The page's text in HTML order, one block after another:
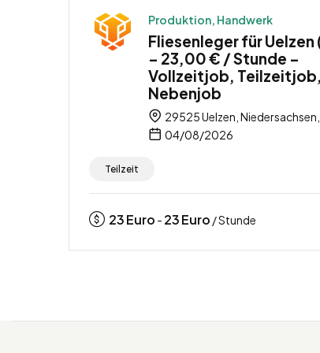
Produktion, Handwerk
Fliesenleger für
– 23,00 € / Stunde –
Vollzeitjob, Teilzeitjob,
Nebenjob
29525 Uelzen,
04/08/2026
Teilzeit
23Euro - 23Euro / Stunde